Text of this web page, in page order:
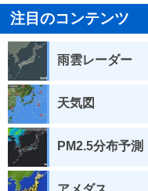
注目のコンテンツ
雨雲レーダー
天気図
PM2.5分布予測